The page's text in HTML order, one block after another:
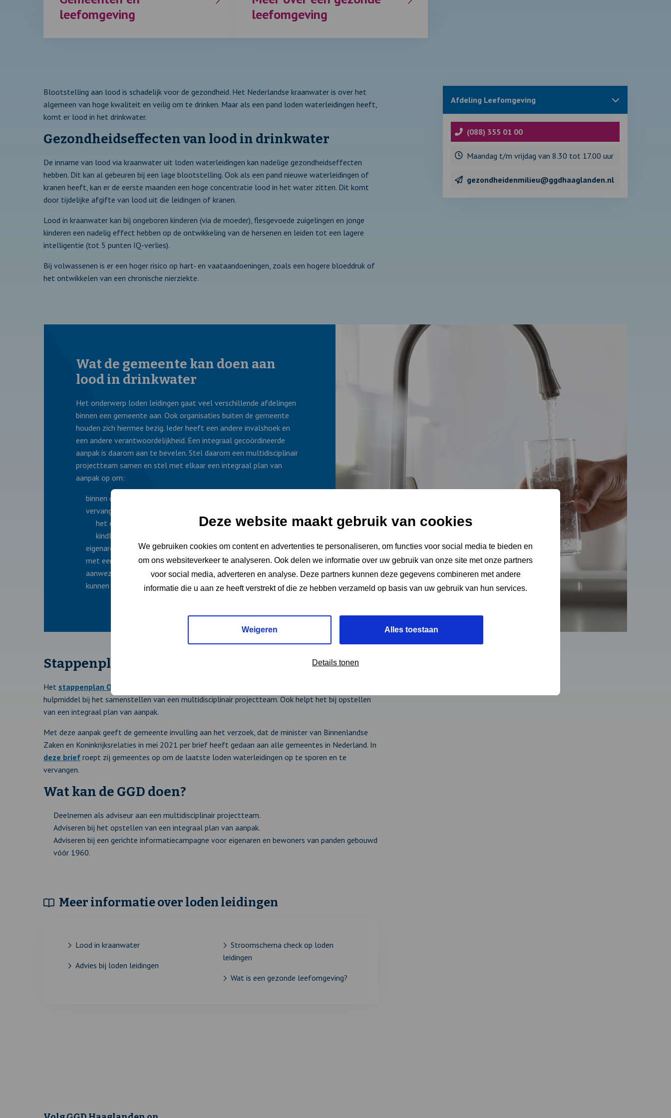
Deze website maakt gebruik van cookies
We gebruiken cookies om content en advertenties te personaliseren, om functies voor social media te bieden en
om ons websiteverkeer te analyseren. Ook delen we informatie over uw gebruik van onze site met onze partners
voor social media, adverteren en analyse. Deze partners kunnen deze gegevens combineren met andere
informatie die u aan ze heeft verstrekt of die ze hebben verzameld op basis van uw gebruik van hun services.
Weigeren Alles toestaan
Details tonen
leefomgeving
leefomgeving
Blootstelling aan lood is schadelijk voor de gezondheid. Het Nederlandse kraanwater is over het
algemeen van hoge kwaliteit en veilig om te drinken. Maar als een pand loden waterleidingen heeft,
komt er lood in het drinkwater.
Gezondheidseffecten van lood in drinkwater
De inname van lood via kraanwater uit loden waterleidingen kan nadelige gezondheidseffecten
hebben. Dit kan al gebeuren bij een lage blootstelling. Ook als een pand nieuwe waterleidingen of
kranen heeft, kan er de eerste maanden een hoge concentratie lood in het water zitten. Dit komt
door tijdelijke afgifte van lood uit die leidingen of kranen.
Lood in kraanwater kan bij ongeboren kinderen (via de moeder), flesgevoede zuigelingen en jonge
kinderen een nadelig effect hebben op de ontwikkeling van de hersenen en leiden tot een lagere
intelligentie (tot 5 punten IQ-verlies).
Bij volwassenen is er een hoger risico op hart- en vaataandoeningen, zoals een hogere bloeddruk of
het ontwikkelen van een chronische nierziekte.
Sluit
met
informatie
over
Afdeling Leefomgeving
(088) 355 01 00
Maandag t/m vrijdag van 8.30 tot 17.00 uur
gezondheidenmilieu@ggdhaaglanden.nl
Wat de gemeente kan doen aan
lood in drinkwater
Het onderwerp loden leidingen gaat veel verschillende afdelingen
binnen een gemeente aan. Ook organisaties buiten de gemeente
houden zich hiermee bezig. Ieder heeft een andere invalshoek en
een andere verantwoordelijkheid. Een integraal gecoördineerde
aanpak is daarom aan te bevelen. Stel daarom een multidisciplinair
projectteam samen en stel met elkaar een integraal plan van
aanpak op om:
binnen de gemeente loden leidingen op te sporen en te
vervangen voor wat betreft in elk geval:
het eigen gemeentelijk vastgoed;
kindlocaties zoals kinderdagverblijven en scholen.
eigenaren, bewoners en/of gebruikers van woningen en panden
met een bouwjaar vóór 1960 te informeren over de mogelijke
aanwezigheid van loden leidingen, de risico’s daarvan en wat ze
kunnen doen.
Stappenplan voor gemeenten
Het stappenplan Opsporen en vervangen loden drinkwaterleidingen
hulpmiddel bij het samenstellen van een multidisciplinair projectteam. Ook helpt het bij opstellen
van een integraal plan van aanpak.
Met deze aanpak geeft de gemeente invulling aan het verzoek, dat de minister van Binnenlandse
Zaken en Koninkrijksrelaties in mei 2021 per brief heeft gedaan aan alle gemeentes in Nederland. In
deze brief roept zij gemeentes op om de laatste loden waterleidingen op te sporen en te
vervangen.
Wat kan de GGD doen?
Deelnemen als adviseur aan een multidisciplinair projectteam.
Adviseren bij het opstellen van een integraal plan van aanpak.
Adviseren bij een gerichte informatiecampagne voor eigenaren en bewoners van panden gebouwd
vóór 1960.
Meer informatie over loden leidingen
Lood in kraanwater
Advies bij loden leidingen
Stroomschema check op loden
leidingen
Wat is een gezonde leefomgeving?